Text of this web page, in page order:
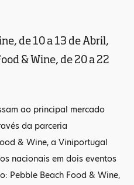
de 10 a 13 de Abril,
& Wine, de 20 a 22
ao principal mercado
da parceria
& Wine, a Viniportugal
nacionais em dois eventos
Pebble Beach Food & Wine,